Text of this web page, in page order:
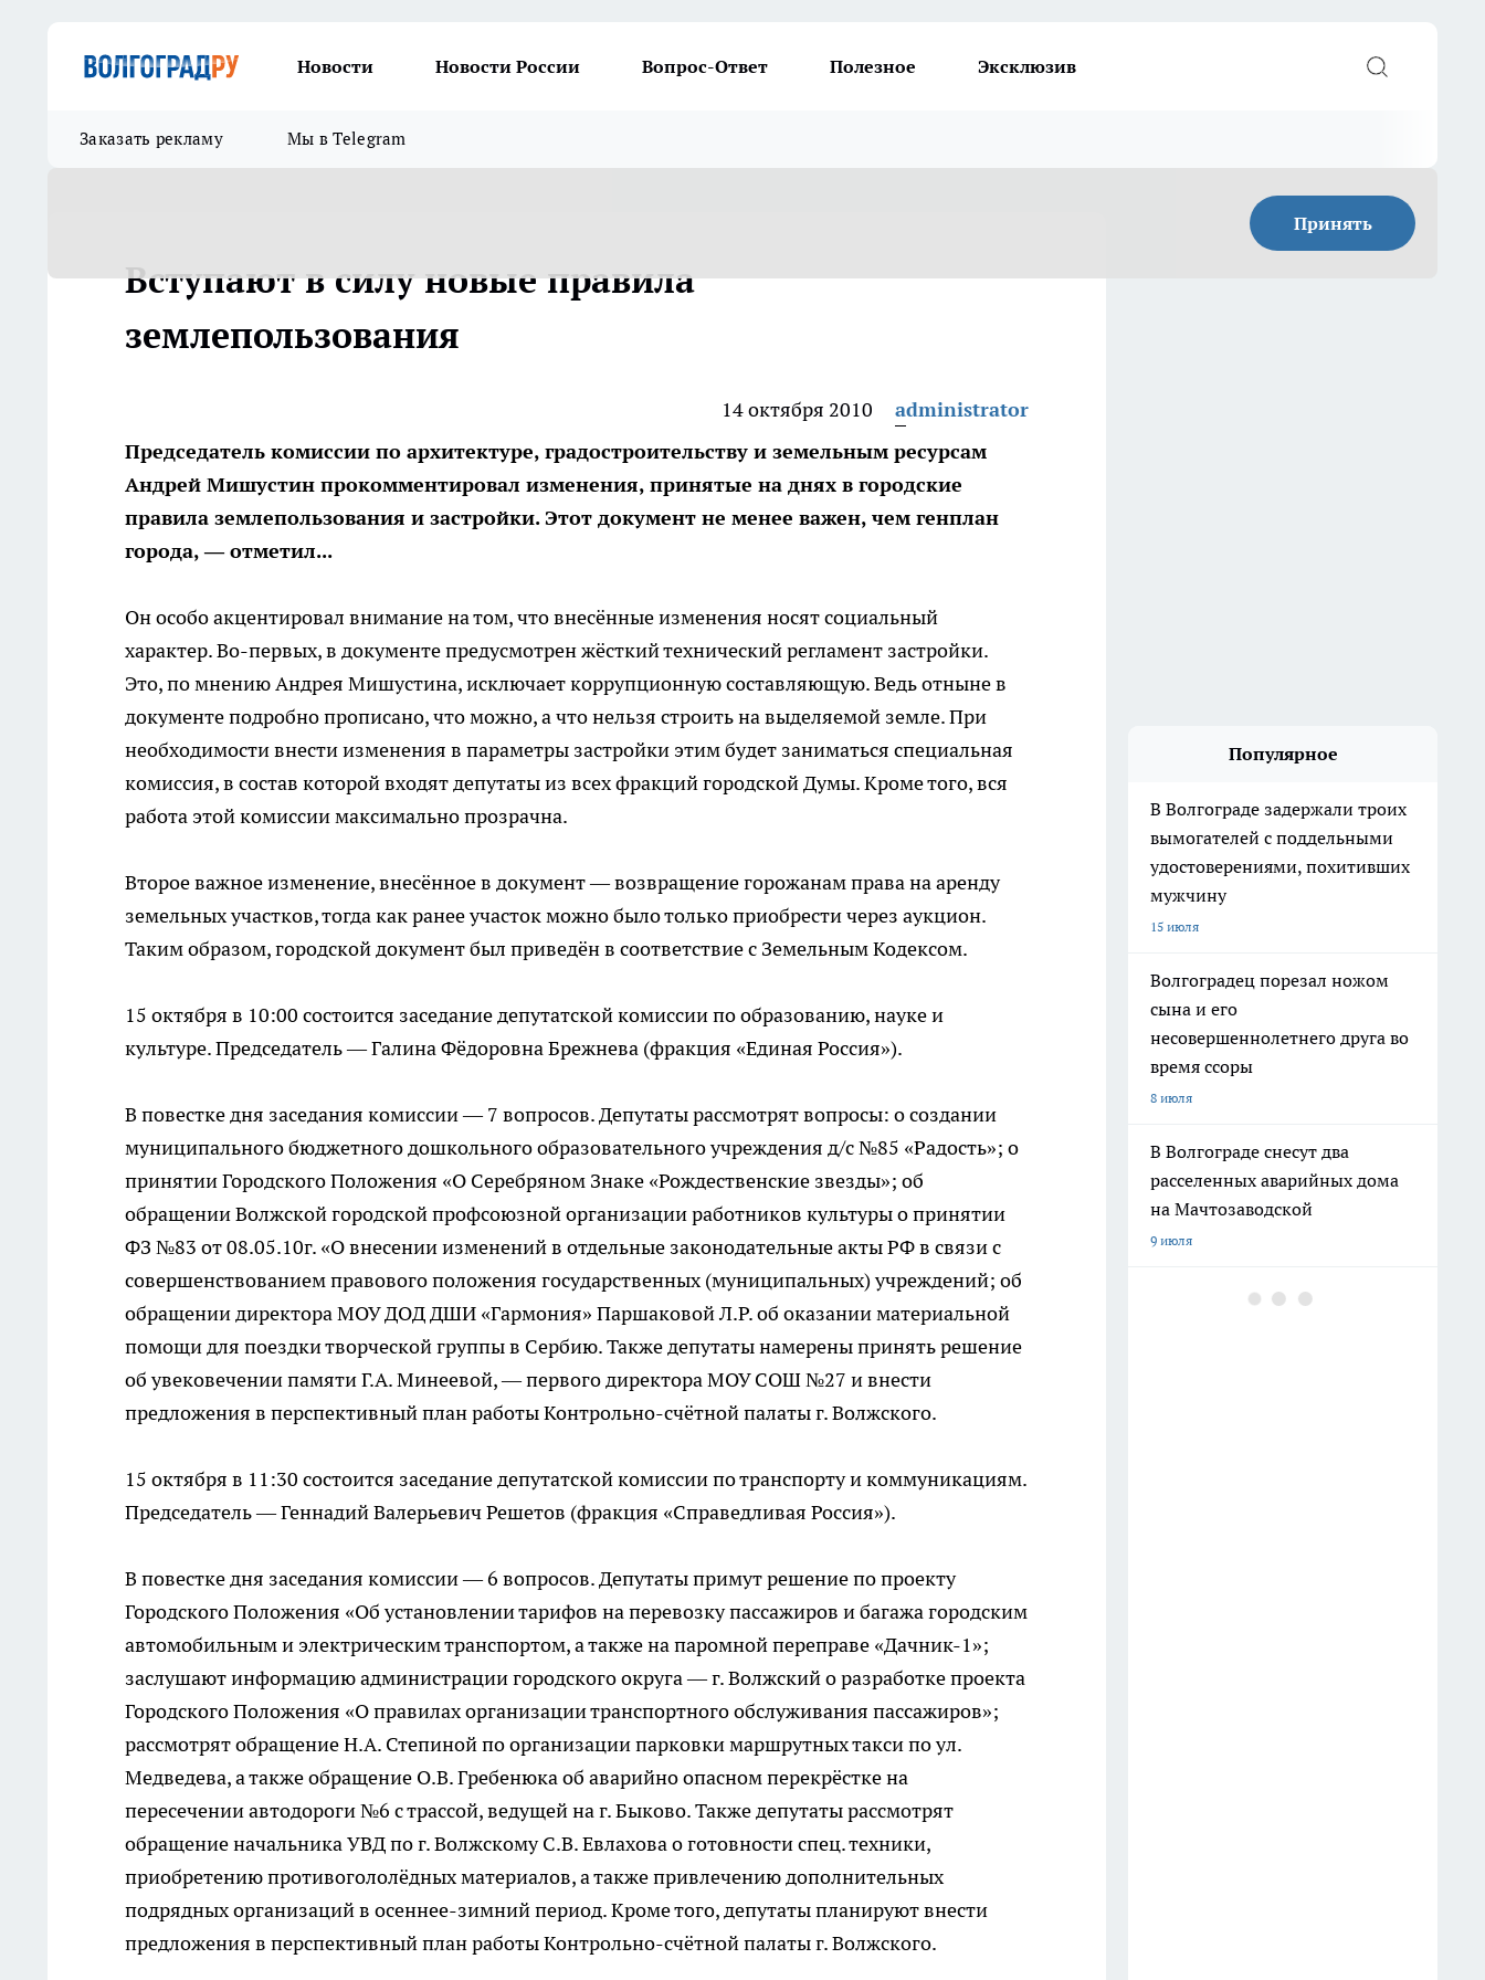
Новости Новости России Вопрос-Ответ Полезное Эксклюзив
Заказать рекламу Мы в Telegram
Принять
Вступают в силу новые правила
землепользования
14 октября 2010
administrator
Председатель комиссии по архитектуре, градостроительству и земельным ресурсам
Андрей Мишустин прокомментировал изменения, принятые на днях в городские
правила землепользования и застройки. Этот документ не менее важен, чем генплан
города, — отметил...
Он особо акцентировал внимание на том, что внесённые изменения носят социальный
характер. Во-первых, в документе предусмотрен жёсткий технический регламент застройки.
Это, по мнению Андрея Мишустина, исключает коррупционную составляющую. Ведь отныне в
документе подробно прописано, что можно, а что нельзя строить на выделяемой земле. При
необходимости внести изменения в параметры застройки этим будет заниматься специальная
комиссия, в состав которой входят депутаты из всех фракций городской Думы. Кроме того, вся
работа этой комиссии максимально прозрачна.
Второе важное изменение, внесённое в документ — возвращение горожанам права на аренду
земельных участков, тогда как ранее участок можно было только приобрести через аукцион.
Таким образом, городской документ был приведён в соответствие с Земельным Кодексом.
15 октября в 10:00 состоится заседание депутатской комиссии по образованию, науке и
культуре. Председатель — Галина Фёдоровна Брежнева (фракция «Единая Россия»).
В повестке дня заседания комиссии — 7 вопросов. Депутаты рассмотрят вопросы: о создании
муниципального бюджетного дошкольного образовательного учреждения д/с №85 «Радость»; о
принятии Городского Положения «О Серебряном Знаке «Рождественские звезды»; об
обращении Волжской городской профсоюзной организации работников культуры о принятии
ФЗ №83 от 08.05.10г. «О внесении изменений в отдельные законодательные акты РФ в связи с
совершенствованием правового положения государственных (муниципальных) учреждений; об
обращении директора МОУ ДОД ДШИ «Гармония» Паршаковой Л.Р. об оказании материальной
помощи для поездки творческой группы в Сербию. Также депутаты намерены принять решение
об увековечении памяти Г.А. Минеевой, — первого директора МОУ СОШ №27 и внести
предложения в перспективный план работы Контрольно-счётной палаты г. Волжского.
15 октября в 11:30 состоится заседание депутатской комиссии по транспорту и коммуникациям.
Председатель — Геннадий Валерьевич Решетов (фракция «Справедливая Россия»).
В повестке дня заседания комиссии — 6 вопросов. Депутаты примут решение по проекту
Городского Положения «Об установлении тарифов на перевозку пассажиров и багажа городским
автомобильным и электрическим транспортом, а также на паромной переправе «Дачник-1»;
заслушают информацию администрации городского округа — г. Волжский о разработке проекта
Городского Положения «О правилах организации транспортного обслуживания пассажиров»;
рассмотрят обращение Н.А. Степиной по организации парковки маршрутных такси по ул.
Медведева, а также обращение О.В. Гребенюка об аварийно опасном перекрёстке на
пересечении автодороги №6 с трассой, ведущей на г. Быково. Также депутаты рассмотрят
обращение начальника УВД по г. Волжскому С.В. Евлахова о готовности спец. техники,
приобретению противогололёдных материалов, а также привлечению дополнительных
подрядных организаций в осеннее-зимний период. Кроме того, депутаты планируют внести
предложения в перспективный план работы Контрольно-счётной палаты г. Волжского.
Популярное
В Волгограде задержали троих
вымогателей с поддельными
удостоверениями, похитивших
мужчину
15 июля
Волгоградец порезал ножом
сына и его
несовершеннолетнего друга во
время ссоры
8 июля
В Волгограде снесут два
расселенных аварийных дома
на Мачтозаводской
9 июля
На Привокзальной площади